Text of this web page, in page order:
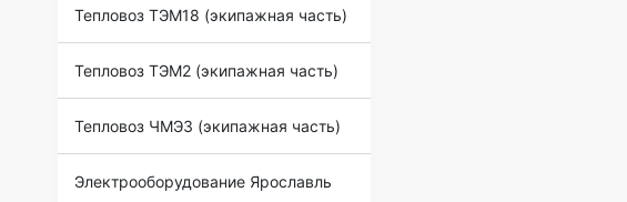
Тепловоз ТЭМ18 (экипажная часть)
Тепловоз ТЭМ2 (экипажная часть)
Тепловоз ЧМЭ3 (экипажная часть)
Электрооборудование Ярославль